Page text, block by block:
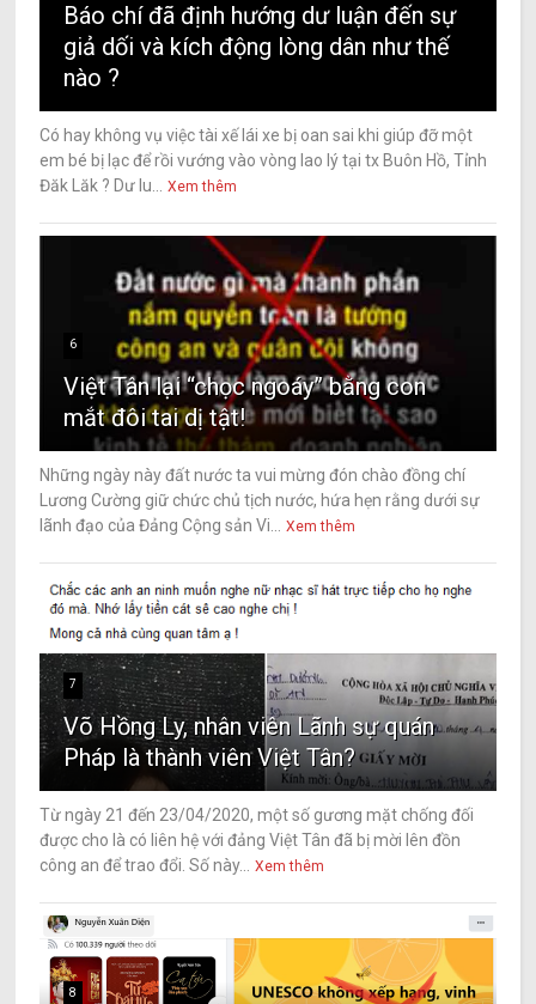
Báo chí đã định hướng dư luận đến sự
giả dối và kích động lòng dân như thế
nào ?
Có hay không vụ việc tài xế lái xe bị oan sai khi giúp đỡ một
em bé bị lạc để rồi vướng vào vòng lao lý tại tx Buôn Hồ, Tỉnh
Đăk Lăk ? Dư lu...
Xem thêm
6
Việt Tân lại “chọc ngoáy” bằng con
mắt đôi tai dị tật!
Những ngày này đất nước ta vui mừng đón chào đồng chí
Lương Cường giữ chức chủ tịch nước, hứa hẹn rằng dưới sự
lãnh đạo của Đảng Cộng sản Vi...
Xem thêm
7
Võ Hồng Ly, nhân viên Lãnh sự quán
Pháp là thành viên Việt Tân?
Từ ngày 21 đến 23/04/2020, một số gương mặt chống đối
được cho là có liên hệ với đảng Việt Tân đã bị mời lên đồn
công an để trao đổi. Số này...
Xem thêm
8